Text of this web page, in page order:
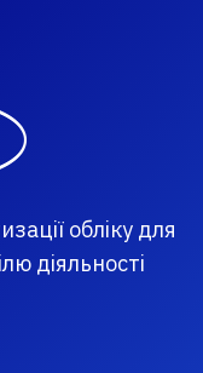
обліку для
діяльності